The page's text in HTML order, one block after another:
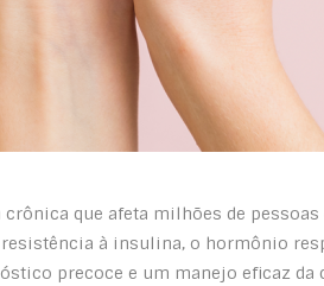
crônica que afeta milhões de
à insulina, o hormônio
precoce e um manejo eficaz